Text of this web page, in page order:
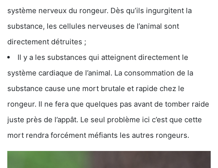
système nerveux du rongeur. Dès qu’ils ingurgitent la
substance, les cellules nerveuses de l’animal sont
directement détruites ;
Il y a les substances qui atteignent directement le
système cardiaque de l’animal. La consommation de la
substance cause une mort brutale et rapide chez le
rongeur. Il ne fera que quelques pas avant de tomber raide
juste près de l’appât. Le seul problème ici c’est que cette
mort rendra forcément méfiants les autres rongeurs.